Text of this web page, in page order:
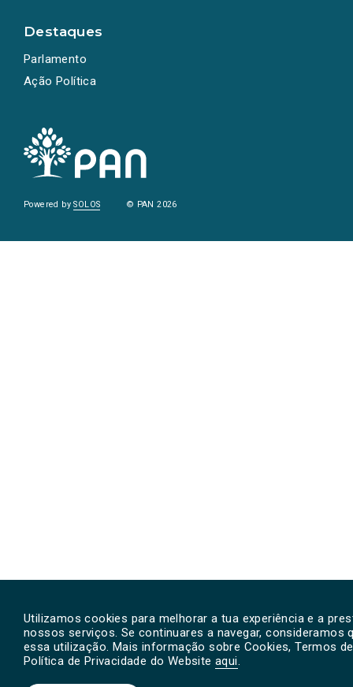
Utilizamos cookies para melhorar a tua experiência e a
nossos serviços. Se continuares a navegar, consideramos
essa utilização. Mais informação sobre Cookies, Termos
Política de Privacidade do Website aqui.
Destaques
Parlamento
Ação Política
Powered bySOLOS © PAN 2026